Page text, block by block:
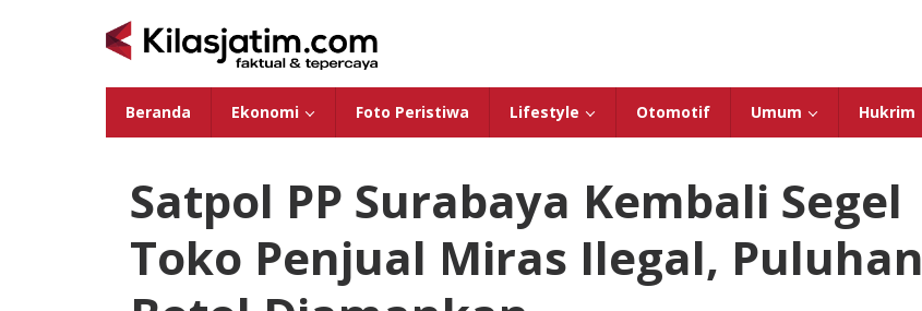
Beranda Ekonomi Foto Peristiwa Lifestyle Otomotif Umum Hukrim
Satpol PP Surabaya Kembali Segel
Toko Penjual Miras Ilegal, Puluhan